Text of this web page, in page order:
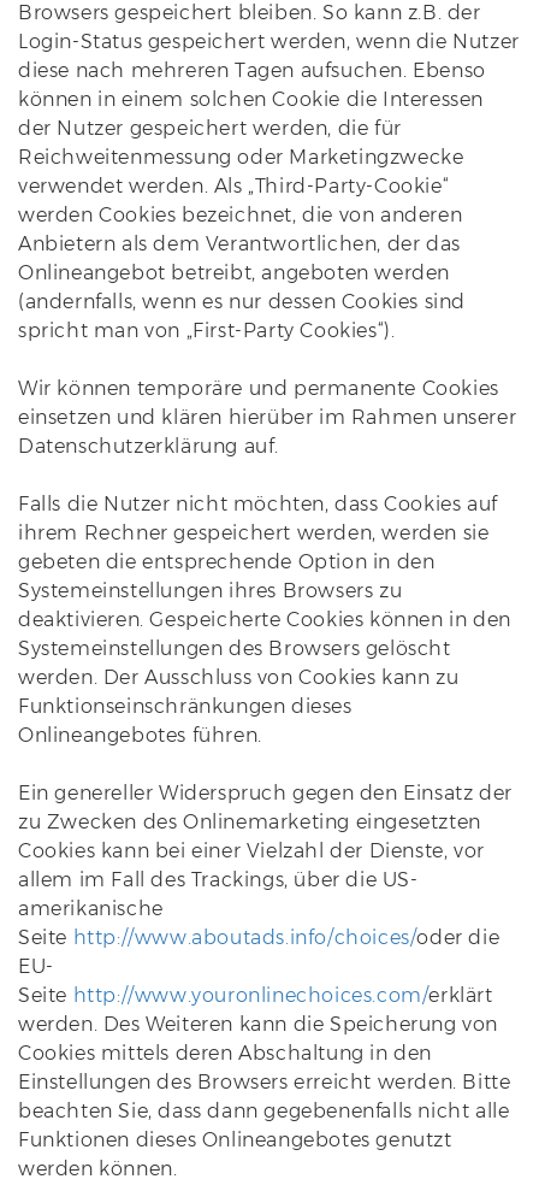
Browsers gespeichert bleiben. So kann z.B. der
Login-Status gespeichert werden, wenn die Nutzer
diese nach mehreren Tagen aufsuchen. Ebenso
können in einem solchen Cookie die Interessen
der Nutzer gespeichert werden, die für
Reichweitenmessung oder Marketingzwecke
verwendet werden. Als „Third-Party-Cookie“
werden Cookies bezeichnet, die von anderen
Anbietern als dem Verantwortlichen, der das
Onlineangebot betreibt, angeboten werden
(andernfalls, wenn es nur dessen Cookies sind
spricht man von „First-Party Cookies“).
Wir können temporäre und permanente Cookies
einsetzen und klären hierüber im Rahmen unserer
Datenschutzerklärung auf.
Falls die Nutzer nicht möchten, dass Cookies auf
ihrem Rechner gespeichert werden, werden sie
gebeten die entsprechende Option in den
Systemeinstellungen ihres Browsers zu
deaktivieren. Gespeicherte Cookies können in den
Systemeinstellungen des Browsers gelöscht
werden. Der Ausschluss von Cookies kann zu
Funktionseinschränkungen dieses
Onlineangebotes führen.
Ein genereller Widerspruch gegen den Einsatz der
zu Zwecken des Onlinemarketing eingesetzten
Cookies kann bei einer Vielzahl der Dienste, vor
allem im Fall des Trackings, über die US-
amerikanische
Seite http://www.aboutads.info/choices/oder die
EU-
Seite http://www.youronlinechoices.com/erklärt
werden. Des Weiteren kann die Speicherung von
Cookies mittels deren Abschaltung in den
Einstellungen des Browsers erreicht werden. Bitte
beachten Sie, dass dann gegebenenfalls nicht alle
Funktionen dieses Onlineangebotes genutzt
werden können.